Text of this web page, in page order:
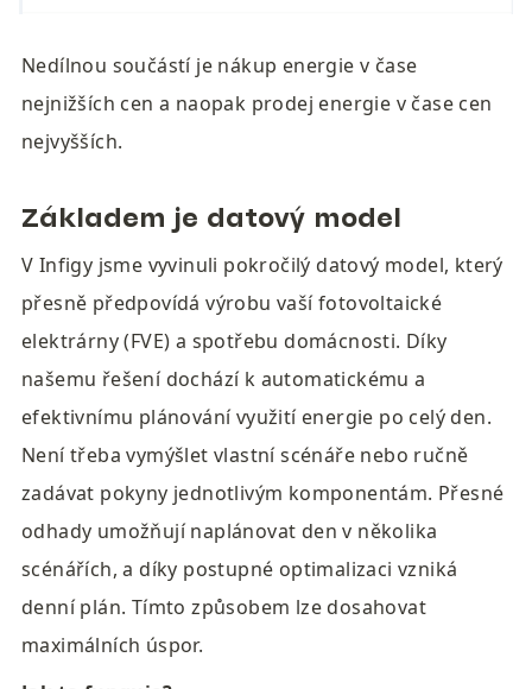
Nedílnou součástí je nákup energie v čase
nejnižších cen a naopak prodej energie v čase cen
nejvyšších.
Základem je datový model
V Infigy jsme vyvinuli pokročilý datový model, který
přesně předpovídá výrobu vaší fotovoltaické
elektrárny (FVE) a spotřebu domácnosti. Díky
našemu řešení dochází k automatickému a
efektivnímu plánování využití energie po celý den.
Není třeba vymýšlet vlastní scénáře nebo ručně
zadávat pokyny jednotlivým komponentám. Přesné
odhady umožňují naplánovat den v několika
scénářích, a díky postupné optimalizaci vzniká
denní plán. Tímto způsobem lze dosahovat
maximálních úspor.